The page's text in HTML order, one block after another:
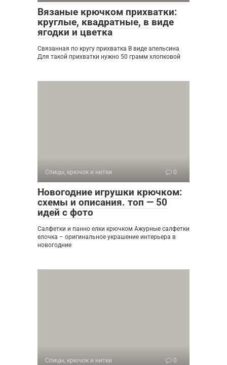
Вязаные крючком прихватки:
круглые, квадратные, в виде
ягодки и цветка
Связанная по кругу прихватка В виде апельсина
Для такой прихватки нужно 50 грамм хлопковой
Спицы, крючок и нитки 0
Новогодние игрушки крючком:
схемы и описания. топ — 50
идей с фото
Салфетки и панно елки крючком Ажурные салфетки
елочка – оригинальное украшение интерьера в
новогодние
Спицы, крючок и нитки 0